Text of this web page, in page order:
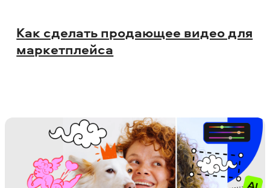
Как сделать продающее видео для
маркетплейса